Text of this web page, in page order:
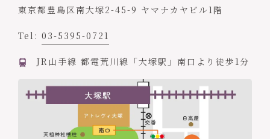
東京都豊島区南大塚2-45-9 ヤマナカヤビル1階
Tel: 03-5395-0721
JR山手線 都電荒川線「大塚駅」南口より徒歩1分